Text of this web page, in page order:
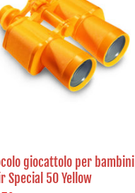
giocattolo per bambini
Special 50 Yellow